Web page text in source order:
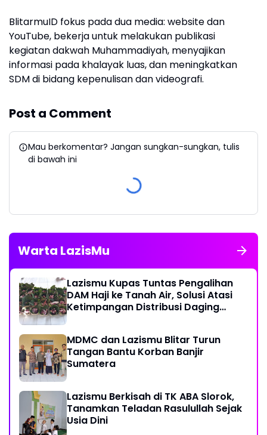
BlitarmuID fokus pada dua media: website dan
YouTube, bekerja untuk melakukan publikasi
kegiatan dakwah Muhammadiyah, menyajikan
informasi pada khalayak luas, dan meningkatkan
SDM di bidang kepenulisan dan videografi.
Post a Comment
Mau berkomentar? Jangan sungkan-sungkan, tulis
di bawah ini
Warta LazisMu
Lazismu Kupas Tuntas Pengalihan
DAM Haji ke Tanah Air, Solusi Atasi
Ketimpangan Distribusi Daging
MDMC dan Lazismu Blitar Turun
Tangan Bantu Korban Banjir
Sumatera
Lazismu Berkisah di TK ABA Slorok,
Tanamkan Teladan Rasulullah Sejak
Usia Dini